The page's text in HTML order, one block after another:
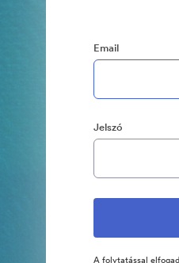
Email
Jelszó
A folytatással